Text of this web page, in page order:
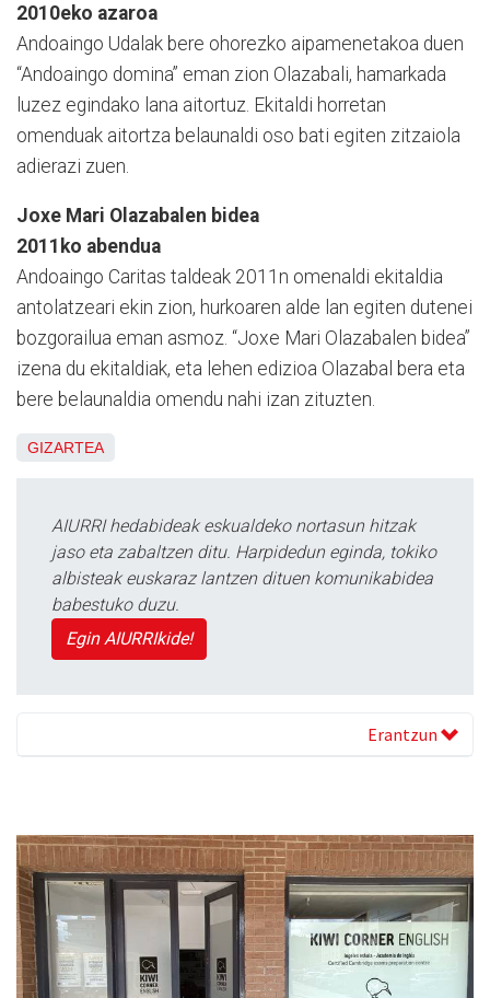
2010eko azaroa
Andoaingo Udalak bere ohorezko aipamenetakoa duen
“Andoaingo domina” eman zion Olazabali, hamarkada
luzez egindako lana aitortuz. Ekitaldi horretan
omenduak aitortza belaunaldi oso bati egiten zitzaiola
adierazi zuen.
Joxe Mari Olazabalen bidea
2011ko abendua
Andoaingo Caritas taldeak 2011n omenaldi ekitaldia
antolatzeari ekin zion, hurkoaren alde lan egiten dutenei
bozgorailua eman asmoz. “Joxe Mari Olazabalen bidea”
izena du ekitaldiak, eta lehen edizioa Olazabal bera eta
bere belaunaldia omendu nahi izan zituzten.
GIZARTEA
AIURRI hedabideak eskualdeko nortasun hitzak
jaso eta zabaltzen ditu. Harpidedun eginda, tokiko
albisteak euskaraz lantzen dituen komunikabidea
babestuko duzu.
Egin AIURRIkide!
Erantzun